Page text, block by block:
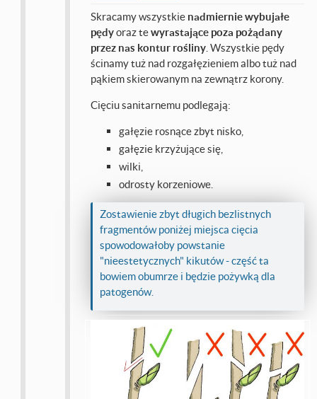
Skracamy wszystkie nadmiernie wybujałe
pędyoraz tewyrastające poza pożądany
przez nas kontur rośliny . Wszystkie pędy
ścinamy tuż nad rozgałęzieniem albo tuż nad
pąkiem skierowanym na zewnątrz korony.
Cięciu sanitarnemu podlegają:
gałęzie rosnące zbyt nisko,
gałęzie krzyżujące się,
wilki,
odrosty korzeniowe.
Zostawienie zbyt długich bezlistnych
fragmentów poniżej miejsca cięcia
spowodowałoby powstanie
"nieestetycznych" kikutów - część ta
bowiem obumrze i będzie pożywką dla
patogenów.